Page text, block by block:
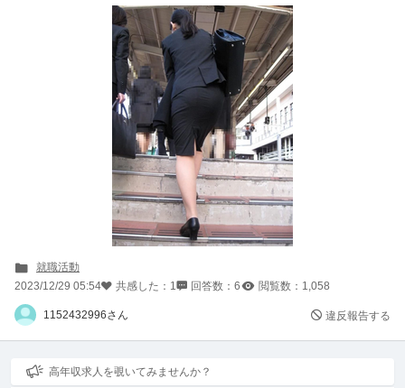
就職活動
2023/12/29 05:54
共感した： 1 回答数： 6 閲覧数： 1,058
1152432996さん 違反報告する
高年収求人を覗いてみませんか？